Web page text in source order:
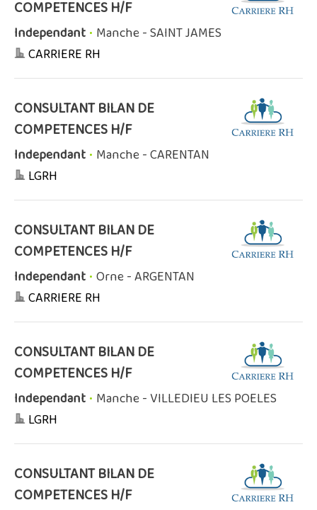
COMPETENCES H/F
Independant • Manche - SAINT JAMES
CARRIERE RH
CONSULTANT BILAN DE
COMPETENCES H/F
Independant • Manche - CARENTAN
LGRH
CONSULTANT BILAN DE
COMPETENCES H/F
Independant • Orne - ARGENTAN
CARRIERE RH
CONSULTANT BILAN DE
COMPETENCES H/F
Independant • Manche - VILLEDIEU LES POELES
LGRH
CONSULTANT BILAN DE
COMPETENCES H/F